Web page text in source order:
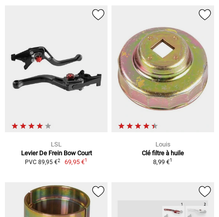
LSL
Levier De Frein Bow Court
PVC 89,95 €2 69,95 €1
Louis
Clé filtre à huile
8,99 €1